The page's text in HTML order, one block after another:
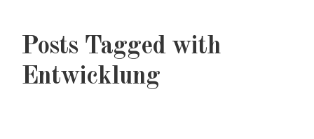
Posts Tagged with
Entwicklung